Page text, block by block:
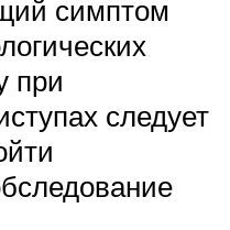
симптом
при
следует